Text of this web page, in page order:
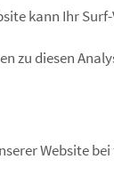
kann Ihr
zu diesen
Website